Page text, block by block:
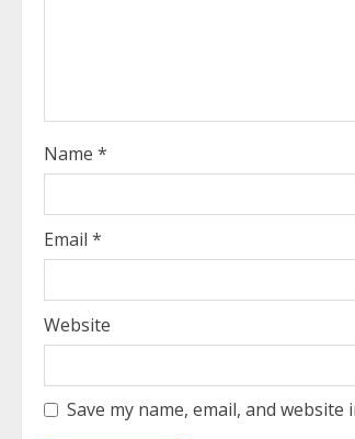
d
i
n
g
Name *
Email *
Website
Save my name, email, and